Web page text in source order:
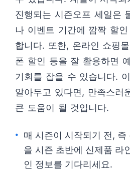
진행되는 시즌오프 세일은
나 이벤트 기간에 깜짝 할
합니다. 또한, 온라인 쇼핑
폰 할인 등을 잘 활용하면
기회를 잡을 수 있습니다.
알아두고 있다면, 만족스러
큰 도움이 될 것입니다.
매 시즌이 시작되기 전,
을 시즌 초반에 신제품 라
인 정보를 기다리세요.